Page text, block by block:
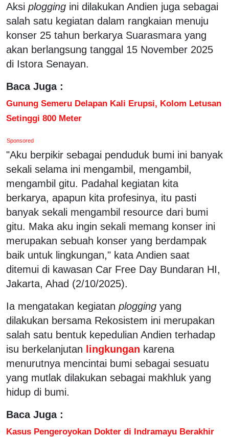
Aksi plogging ini dilakukan Andien juga sebagai
salah satu kegiatan dalam rangkaian menuju
konser 25 tahun berkarya Suarasmara yang
akan berlangsung tanggal 15 November 2025
di Istora Senayan.
Baca Juga :
Gunung Semeru Delapan Kali Erupsi, Kolom Letusan
Setinggi 800 Meter
Sponsored
"Aku berpikir sebagai penduduk bumi ini banyak
sekali selama ini mengambil, mengambil,
mengambil gitu. Padahal kegiatan kita
berkarya, apapun kita profesinya, itu pasti
banyak sekali mengambil resource dari bumi
gitu. Maka aku ingin sekali memang konser ini
merupakan sebuah konser yang berdampak
baik untuk lingkungan," kata Andien saat
ditemui di kawasan Car Free Day Bundaran HI,
Jakarta, Ahad (2/10/2025).
Ia mengatakan kegiatan plogging yang
dilakukan bersama Rekosistem ini merupakan
salah satu bentuk kepedulian Andien terhadap
isu berkelanjutan lingkungan karena
menurutnya mencintai bumi sebagai sesuatu
yang mutlak dilakukan sebagai makhluk yang
hidup di bumi.
Baca Juga :
Kasus Pengeroyokan Dokter di Indramayu Berakhir